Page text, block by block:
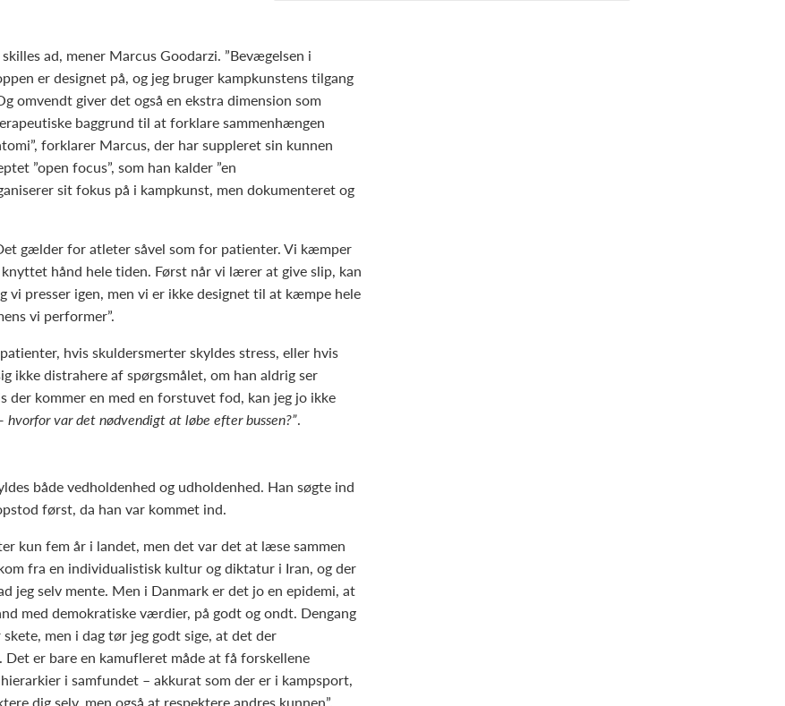
ad, mener Marcus Goodarzi. ”Bevægelsen i
er designet på, og jeg bruger kampkunstens tilgang
omvendt giver det også en ekstra dimension som
baggrund til at forklare sammenhængen
forklarer Marcus, der har suppleret sin kunnen
”open focus”, som han kalder ”en
sit fokus på i kampkunst, men dokumenteret og
gælder for atleter såvel som for patienter. Vi kæmper
hånd hele tiden. Først når vi lærer at give slip, kan
vi presser igen, men vi er ikke designet til at kæmpe hele
vi performer”.
hvis skuldersmerter skyldes stress, eller hvis
ikke distrahere af spørgsmålet, om han aldrig ser
der kommer en med en forstuvet fod, kan jeg jo ikke
hvorfor var det nødvendigt at løbe efter bussen?”.
både vedholdenhed og udholdenhed. Han søgte ind
først, da han var kommet ind.
kun fem år i landet, men det var det at læse sammen
fra en individualistisk kultur og diktatur i Iran, og der
jeg selv mente. Men i Danmark er det jo en epidemi, at
med demokratiske værdier, på godt og ondt. Dengang
men i dag tør jeg godt sige, at det der
Det er bare en kamufleret måde at få forskellene
i samfundet – akkurat som der er i kampsport,